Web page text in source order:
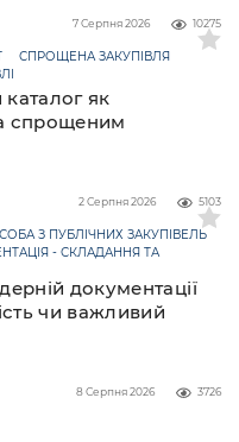
10275
7 Серпня 2026
як
спрощеним
СПРОЩЕНА ЗАКУПІВЛЯ
5103
2 Серпня 2026
документації
чи важливий
З ПУБЛІЧНИХ ЗАКУПІВЕЛЬ
- СКЛАДАННЯ ТА
3726
8 Серпня 2026